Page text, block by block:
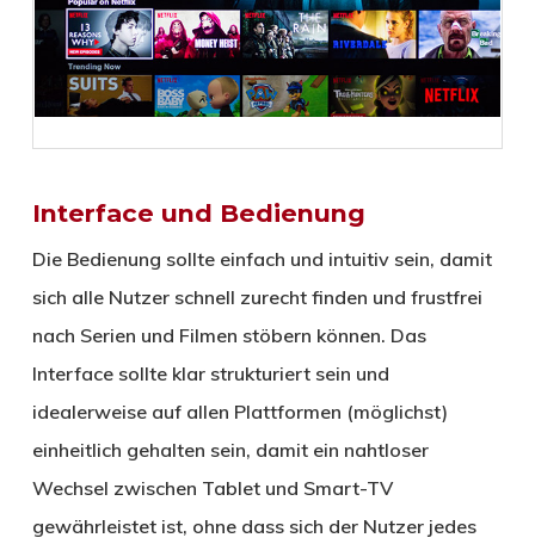
Interface und Bedienung
Die Bedienung sollte einfach und intuitiv sein, damit
sich alle Nutzer schnell zurecht finden und frustfrei
nach Serien und Filmen stöbern können. Das
Interface sollte klar strukturiert sein und
idealerweise auf allen Plattformen (möglichst)
einheitlich gehalten sein, damit ein nahtloser
Wechsel zwischen Tablet und Smart-TV
gewährleistet ist, ohne dass sich der Nutzer jedes